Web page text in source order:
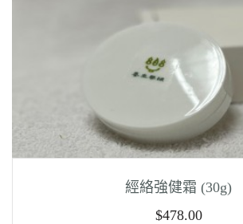
經絡強健霜 (30g)
$478.00